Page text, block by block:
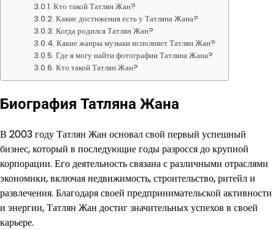
Кто такой Татлян Жан?
Какие достижения есть у Татляна Жана?
Когда родился Татлян Жан?
Какие жанры музыки исполняет Татлян Жан?
Где я могу найти фотографии Татляна Жана?
Кто такой Татлян Жан?
Биография Татляна Жана
В 2003 году Татлян Жан основал свой первый успешный
бизнес, который в последующие годы разросся до крупной
корпорации. Его деятельность связана с различными отраслями
экономики, включая недвижимость, строительство, ритейл и
развлечения. Благодаря своей предпринимательской активности
и энергии, Татлян Жан достиг значительных успехов в своей
карьере.